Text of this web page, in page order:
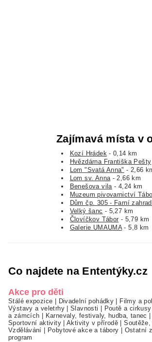
Zajímavá místa v
Kozí Hrádek - 0,14 km
Hvězdárna Františka Pešty
Lom "Svatá Anna" - 2,66
Lom sv. Anna - 2,66 km
Benešova vila - 4,24 km
Muzeum pivovarnictví
Dům čp. 305 - Farní
Velký šanc - 5,27 km
Človíčkov Tábor - 5,79 km
Galerie UMAUMA - 5,8 km
Co najdete na Ententýky.cz
Akce pro děti
Stálé expozice Divadelní pohádky Filmy a
Výstavy a veletrhy|Slavnosti Poutě a cirkusy
a zámcích
Karnevaly, festivaly, hudba, tanec
Sportovní aktivity|Aktivity v přírodě |
Vzdělávání
Pobytové akce a tábory Ostatní
program